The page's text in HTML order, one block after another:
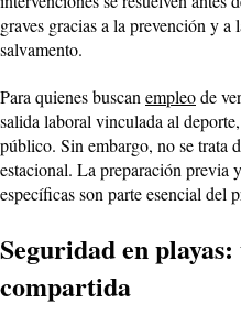
graves gracias a la prevención y
salvamento.
Para quienes buscan empleode
salida laboral vinculada al
público. Sin embargo, no se trata
estacional. La preparación previa
específicas son parte esencial del
Seguridad en
compartida